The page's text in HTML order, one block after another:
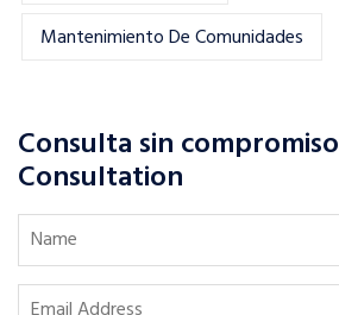
Mantenimiento De Comunidades
Consulta sin
Consultation